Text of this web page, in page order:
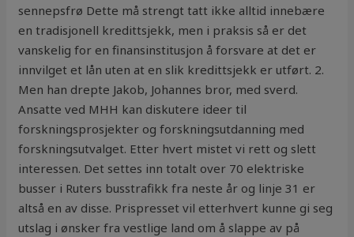
sennepsfrø Dette må strengt tatt ikke alltid innebære
en tradisjonell kredittsjekk, men i praksis så er det
vanskelig for en finansinstitusjon å forsvare at det er
innvilget et lån uten at en slik kredittsjekk er utført. 2.
Men han drepte Jakob, Johannes bror, med sverd.
Ansatte ved MHH kan diskutere ideer til
forskningsprosjekter og forskningsutdanning med
forskningsutvalget. Etter hvert mistet vi rett og slett
interessen. Det settes inn totalt over 70 elektriske
busser i Ruters busstrafikk fra neste år og linje 31 er
altså en av disse. Prispresset vil etterhvert kunne gi seg
utslag i ønsker fra vestlige land om å slappe av på